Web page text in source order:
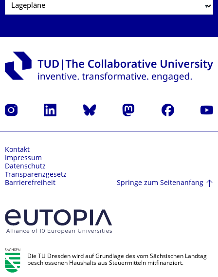
Instagram LinkedIn Bluesky Mastodon Facebook
Kontakt
Impressum
Datenschutz
Transparenzgesetz
Barrierefreiheit
Springe zum Seitenanfang
Die TU Dresden wird auf Grundlage des vom Sächsischen Landtag
beschlossenen Haushalts aus Steuermitteln mitfinanziert.